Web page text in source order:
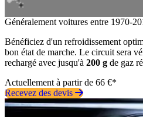
Généralement voitures entre 1970-
Bénéficiez d'un refroidissement
bon état de marche. Le circuit sera
rechargé avec jusqu'à 200 g de gaz
Actuellement à partir de 66 €*
Recevez des devis